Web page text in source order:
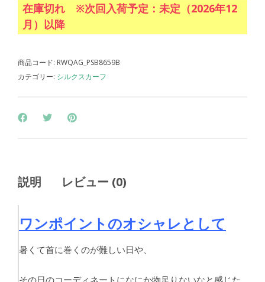
在庫切れ ※次回入荷予定：未定（2026年12
月）以降
商品コード: RWQAG_PSB8659B
カテゴリー: シルクスカーフ
説明 レビュー (0)
ワンポイントのオシャレとして
暑くて首に巻くのが難しい日や、
その日のコーディネートになにか物足りないなと感じた